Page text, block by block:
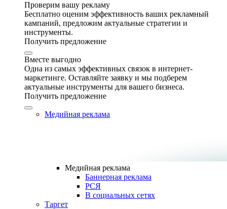
Проверим вашу рекламу
Бесплатно оценим эффективность ваших рекламный
кампаний, предложим актуальные стратегии и
инструменты.
Получить предложение
Вместе выгодно
Одна из самых эффективных связок в интернет-
маркетинге. Оставляйте заявку и мы подберем
актуальные инструменты для вашего бизнеса.
Получить предложение
Медийная реклама
Медийная реклама
Баннерная реклама
РСЯ
В социальных сетях
Таргет